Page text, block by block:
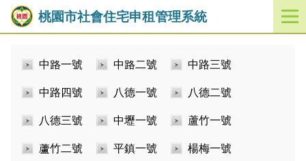
桃園市社會住宅申租管理系統
開
啟
中路一號 中路二號 中路三號
中路四號 八德一號 八德二號
八德三號 中壢一號 蘆竹一號
蘆竹二號 平鎮一號 楊梅一號